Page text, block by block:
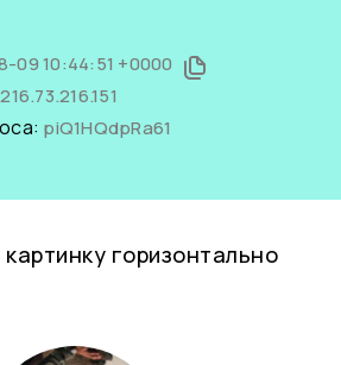
09 10:44:51 +0000
216.73.216.151
piQ1HQdpRa61
горизонтально